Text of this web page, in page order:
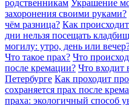
родственникам Украшение
захоронения своими руками?
чём разница? Как
дни нельзя посещать
могилу: утро, день или
Что такое прах? Что
после кремации? Что входит
Петербурге Как проходит
сохраняется прах после
праха: экологичный способ